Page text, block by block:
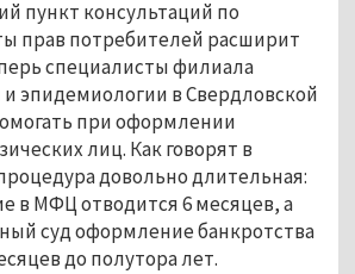
пункт консультаций по
прав потребителей расширит
специалисты филиала
эпидемиологии в Свердловской
при оформлении
лиц. Как говорят в
довольно длительная:
в МФЦ отводится 6 месяцев, а
суд оформление банкротства
до полутора лет.